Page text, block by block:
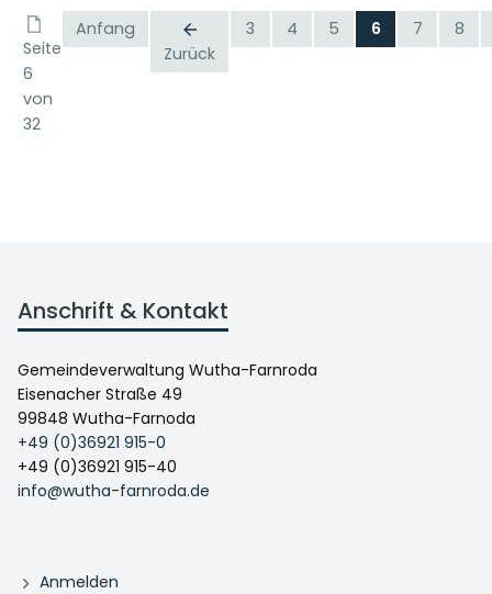
Seite
6
von
32
Anfang
Zurück
3 4 5 6 7 8
Anschrift & Kontakt
Gemeindeverwaltung Wutha-Farnroda
Eisenacher Straße 49
99848 Wutha-Farnoda
+49 (0)36921 915-0
+49 (0)36921 915-40
info@wutha-farnroda.de
Anmelden